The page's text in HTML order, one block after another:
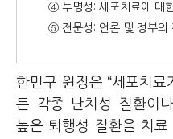
④ 투명성: 세포치료에 대한
⑤ 전문성: 언론 및 정부의
한민구 원장은 “세포치
든 각종 난치성 질환이
높은 퇴행성 질환을 치